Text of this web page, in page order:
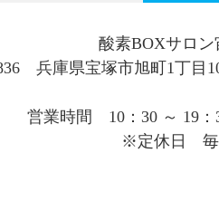
酸素BOXサロン
兵庫県宝塚市旭町1丁目
営業時間 10：30 ～ 19：
※定休日 毎